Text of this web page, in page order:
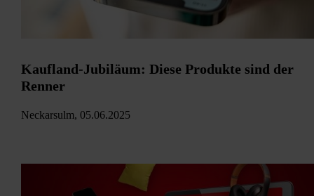
Kaufland-Jubiläum: Diese Produkte sind der
Renner
Neckarsulm, 05.06.2025